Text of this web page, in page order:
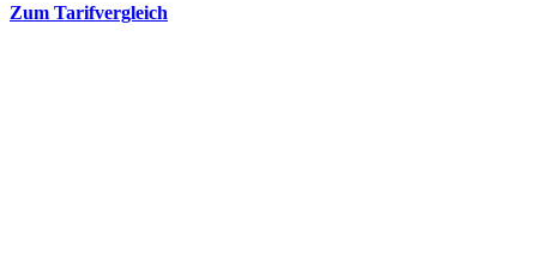
Zum Tarifvergleich